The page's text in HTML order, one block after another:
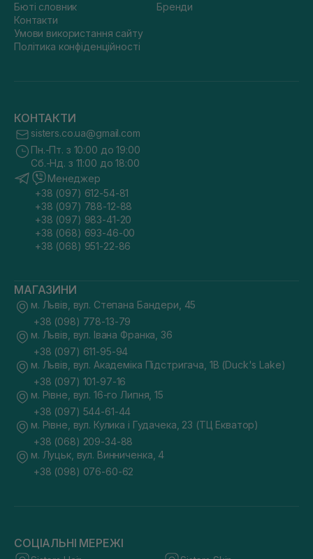
Бюті словник
Контакти
Умови використання сайту
Політика конфіденційності
Бренди
КОНТАКТИ
sisters.co.ua@gmail.com
Пн.-Пт. з 10:00 до 19:00
Сб.-Нд. з 11:00 до 18:00
Менеджер
+38 (097) 612-54-81
+38 (097) 788-12-88
+38 (097) 983-41-20
+38 (068) 693-46-00
+38 (068) 951-22-86
МАГАЗИНИ
м. Львів, вул. Степана Бандери, 45
+38 (098) 778-13-79
м. Львів, вул. Івана Франка, 36
+38 (097) 611-95-94
м. Львів, вул. Академіка Підстригача, 1В (Duck's Lake)
+38 (097) 101-97-16
м. Рівне, вул. 16-го Липня, 15
+38 (097) 544-61-44
м. Рівне, вул. Кулика і Гудачека, 23 (ТЦ Екватор)
+38 (068) 209-34-88
м. Луцьк, вул. Винниченка, 4
+38 (098) 076-60-62
СОЦІАЛЬНІ МЕРЕЖІ